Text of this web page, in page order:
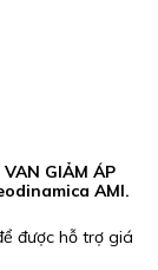
GIẢM ÁP
AMI.
được hỗ trợ giá